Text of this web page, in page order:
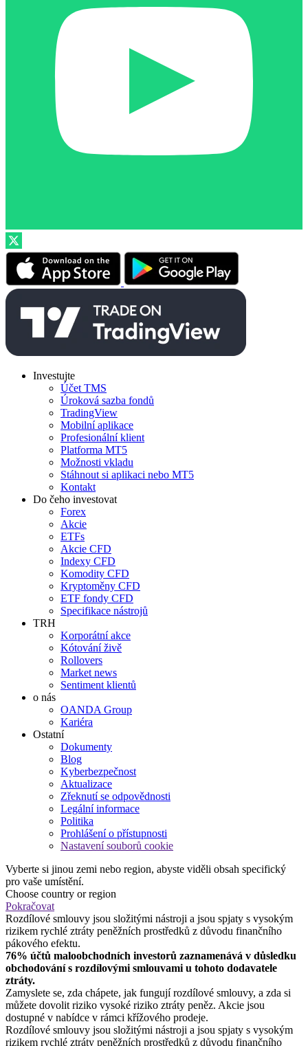
Investujte
Účet TMS
Úroková sazba fondů
TradingView
Mobilní aplikace
Profesionální klient
Platforma MT5
Možnosti vkladu
Stáhnout si aplikaci nebo MT5
Kontakt
Do čeho investovat
Forex
Akcie
ETFs
Akcie CFD
Indexy CFD
Komodity CFD
Kryptoměny CFD
ETF fondy CFD
Specifikace nástrojů
TRH
Korporátní akce
Kótování živě
Rollovers
Market news
Sentiment klientů
o nás
OANDA Group
Kariéra
Ostatní
Dokumenty
Blog
Kyberbezpečnost
Aktualizace
Zřeknutí se odpovědnosti
Legální informace
Politika
Prohlášení o přístupnosti
Nastavení souborů cookie
Vyberte si jinou zemi nebo region, abyste viděli obsah specifický
pro vaše umístění.
Choose country or region
Pokračovat
Rozdílové smlouvy jsou složitými nástroji a jsou spjaty s vysokým
rizikem rychlé ztráty peněžních prostředků z důvodu finančního
pákového efektu.
76% účtů maloobchodních investorů zaznamenává v důsledku
obchodování s rozdílovými smlouvami u tohoto dodavatele
ztráty.
Zamyslete se, zda chápete, jak fungují rozdílové smlouvy, a zda si
můžete dovolit riziko vysoké riziko ztráty peněz. Akcie jsou
dostupné v nabídce v rámci křížového prodeje.
Rozdílové smlouvy jsou složitými nástroji a jsou spjaty s vysokým
rizikem rychlé ztráty peněžních prostředků z důvodu finančního